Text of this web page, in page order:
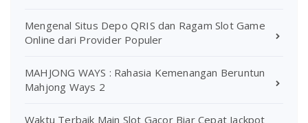
Mengenal Situs Depo QRIS dan Ragam Slot Game
Online dari Provider Populer
MAHJONG WAYS : Rahasia Kemenangan Beruntun
Mahjong Ways 2
Waktu Terbaik Main Slot Gacor Biar Cepat Jackpot